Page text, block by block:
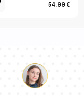
54.99 €